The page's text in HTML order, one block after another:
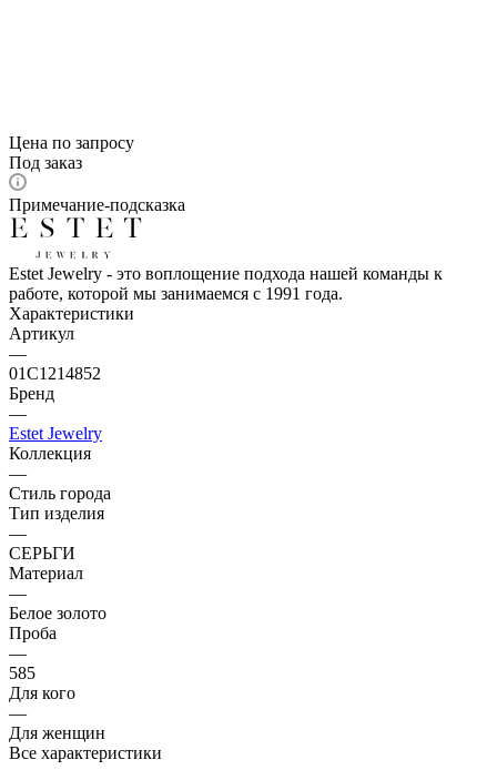
Цена по запросу
Под заказ
Примечание-подсказка
Estet Jewelry - это воплощение подхода нашей команды к
работе, которой мы занимаемся с 1991 года.
Характеристики
Артикул
—
01С1214852
Бренд
—
Estet Jewelry
Коллекция
—
Стиль города
Тип изделия
—
СЕРЬГИ
Материал
—
Белое золото
Проба
—
585
Для кого
—
Для женщин
Все характеристики